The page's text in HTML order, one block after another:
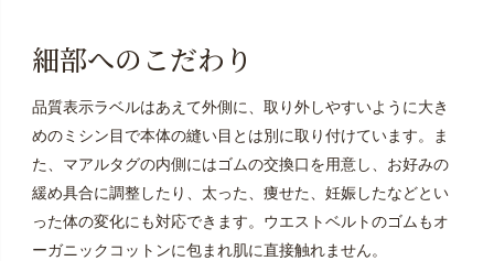
細部へのこだわり
品質表示ラベルはあえて外側に、取り外しやすいように大き
めのミシン目で本体の縫い目とは別に取り付けています。ま
た、マアルタグの内側にはゴムの交換口を用意し、お好みの
緩め具合に調整したり、太った、痩せた、妊娠したなどとい
った体の変化にも対応できます。ウエストベルトのゴムもオ
ーガニックコットンに包まれ肌に直接触れません。